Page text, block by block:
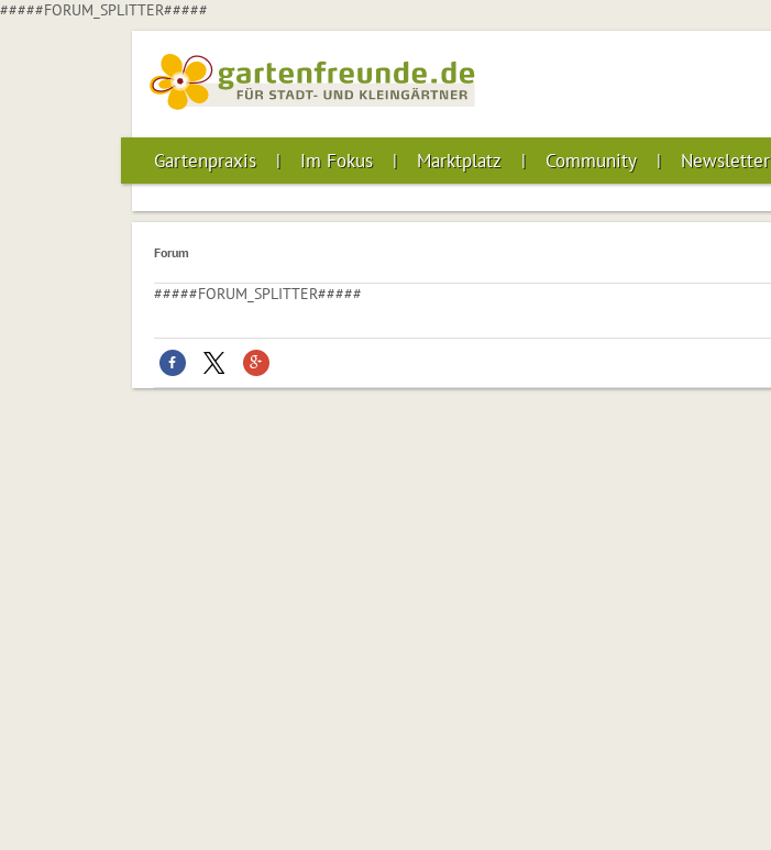
#####FORUM_SPLITTER#####
Gartenpraxis Im Fokus Marktplatz Community Newsletter
Forum
#####FORUM_SPLITTER#####